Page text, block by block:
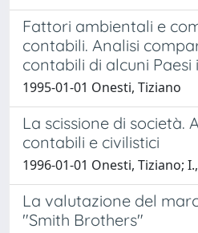
Fattori ambientali e
contabili. Analisi
contabili di alcuni
1995-01-01 Onesti, Tiziano
La scissione di società.
contabili e civilistici
1996-01-01 Onesti, Tiziano;
La valutazione del
"Smith Brothers"